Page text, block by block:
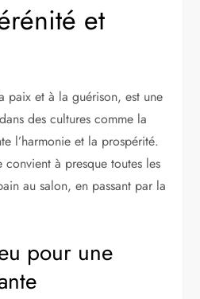
et
paix et à la guérison, est une
des cultures comme la
l’harmonie et la prospérité.
à presque toutes les
au salon, en passant par la
pour une